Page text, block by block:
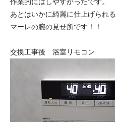
あとはいかに綺麗に仕上げられ
マーレの腕の見せ所です！！
交換工事後 浴室リモコン